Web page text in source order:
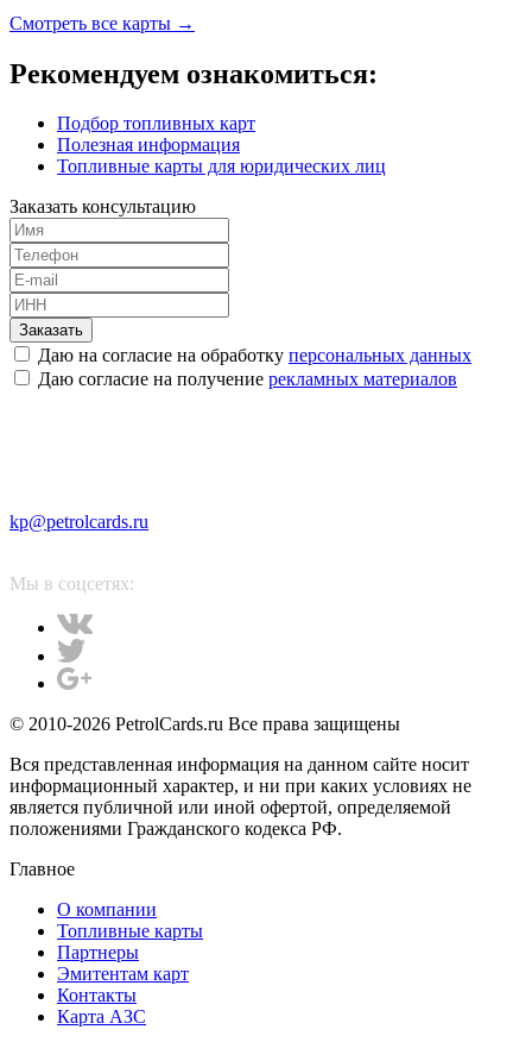
Смотреть все карты →
Рекомендуем ознакомиться:
Подбор топливных карт
Полезная информация
Топливные карты для юридических лиц
Заказать консультацию
Заказать
Даю на согласие на обработку персональных данных
Даю согласие на получение рекламных материалов
kp@petrolcards.ru
Мы в соцсетях:
© 2010-2026 PetrolCards.ru Все права защищены
Вся представленная информация на данном сайте носит
информационный характер, и ни при каких условиях не
является публичной или иной офертой, определяемой
положениями Гражданского кодекса РФ.
Главное
О компании
Топливные карты
Партнеры
Эмитентам карт
Контакты
Карта АЗС